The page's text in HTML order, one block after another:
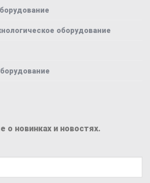
оборудование
о новинках и новостях.